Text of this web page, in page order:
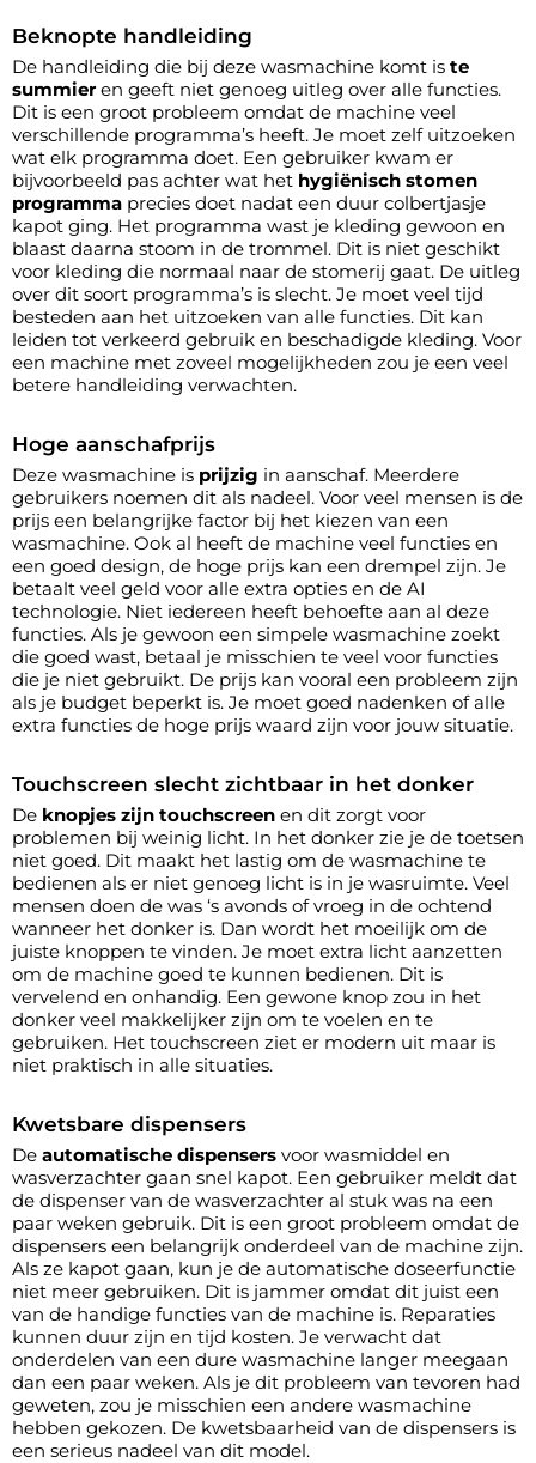
Beknopte handleiding
De handleiding die bij deze wasmachine komt is te
summieren geeft niet genoeg uitleg over alle functies.
Dit is een groot probleem omdat de machine veel
verschillende programma’s heeft. Je moet zelf uitzoeken
wat elk programma doet. Een gebruiker kwam er
bijvoorbeeld pas achter wat het hygiënisch stomen
programma precies doet nadat een duur colbertjasje
kapot ging. Het programma wast je kleding gewoon en
blaast daarna stoom in de trommel. Dit is niet geschikt
voor kleding die normaal naar de stomerij gaat. De uitleg
over dit soort programma’s is slecht. Je moet veel tijd
besteden aan het uitzoeken van alle functies. Dit kan
leiden tot verkeerd gebruik en beschadigde kleding. Voor
een machine met zoveel mogelijkheden zou je een veel
betere handleiding verwachten.
Hoge aanschafprijs
Deze wasmachine is prijzig in aanschaf. Meerdere
gebruikers noemen dit als nadeel. Voor veel mensen is de
prijs een belangrijke factor bij het kiezen van een
wasmachine. Ook al heeft de machine veel functies en
een goed design, de hoge prijs kan een drempel zijn. Je
betaalt veel geld voor alle extra opties en de AI
technologie. Niet iedereen heeft behoefte aan al deze
functies. Als je gewoon een simpele wasmachine zoekt
die goed wast, betaal je misschien te veel voor functies
die je niet gebruikt. De prijs kan vooral een probleem zijn
als je budget beperkt is. Je moet goed nadenken of alle
extra functies de hoge prijs waard zijn voor jouw situatie.
Touchscreen slecht zichtbaar in het donker
De knopjes zijn touchscreen en dit zorgt voor
problemen bij weinig licht. In het donker zie je de toetsen
niet goed. Dit maakt het lastig om de wasmachine te
bedienen als er niet genoeg licht is in je wasruimte. Veel
mensen doen de was ‘s avonds of vroeg in de ochtend
wanneer het donker is. Dan wordt het moeilijk om de
juiste knoppen te vinden. Je moet extra licht aanzetten
om de machine goed te kunnen bedienen. Dit is
vervelend en onhandig. Een gewone knop zou in het
donker veel makkelijker zijn om te voelen en te
gebruiken. Het touchscreen ziet er modern uit maar is
niet praktisch in alle situaties.
Kwetsbare dispensers
De automatische dispensers voor wasmiddel en
wasverzachter gaan snel kapot. Een gebruiker meldt dat
de dispenser van de wasverzachter al stuk was na een
paar weken gebruik. Dit is een groot probleem omdat de
dispensers een belangrijk onderdeel van de machine zijn.
Als ze kapot gaan, kun je de automatische doseerfunctie
niet meer gebruiken. Dit is jammer omdat dit juist een
van de handige functies van de machine is. Reparaties
kunnen duur zijn en tijd kosten. Je verwacht dat
onderdelen van een dure wasmachine langer meegaan
dan een paar weken. Als je dit probleem van tevoren had
geweten, zou je misschien een andere wasmachine
hebben gekozen. De kwetsbaarheid van de dispensers is
een serieus nadeel van dit model.